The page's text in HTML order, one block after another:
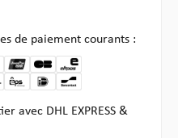
de paiement courants :
avec DHL EXPRESS &